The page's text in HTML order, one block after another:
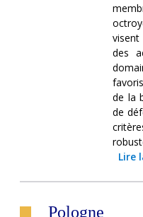
des
de la
de
Lire
Pologne